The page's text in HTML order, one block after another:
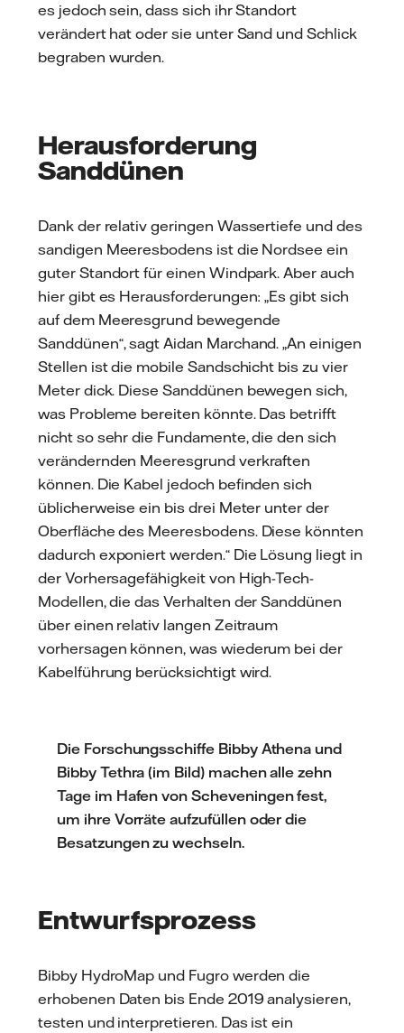
es jedoch sein, dass sich ihr Standort
verändert hat oder sie unter Sand und Schlick
begraben wurden.
Herausforderung
Sanddünen
Dank der relativ geringen Wassertiefe und des
sandigen Meeresbodens ist die Nordsee ein
guter Standort für einen Windpark. Aber auch
hier gibt es Herausforderungen: „Es gibt sich
auf dem Meeresgrund bewegende
Sanddünen“, sagt Aidan Marchand. „An einigen
Stellen ist die mobile Sandschicht bis zu vier
Meter dick. Diese Sanddünen bewegen sich,
was Probleme bereiten könnte. Das betrifft
nicht so sehr die Fundamente, die den sich
verändernden Meeresgrund verkraften
können. Die Kabel jedoch befinden sich
üblicherweise ein bis drei Meter unter der
Oberfläche des Meeresbodens. Diese könnten
dadurch exponiert werden.“ Die Lösung liegt in
der Vorhersagefähigkeit von High-Tech-
Modellen, die das Verhalten der Sanddünen
über einen relativ langen Zeitraum
vorhersagen können, was wiederum bei der
Kabelführung berücksichtigt wird.
Die Forschungsschiffe Bibby Athena und
Bibby Tethra (im Bild) machen alle zehn
Tage im Hafen von Scheveningen fest,
um ihre Vorräte aufzufüllen oder die
Besatzungen zu wechseln.
Entwurfsprozess
Bibby HydroMap und Fugro werden die
erhobenen Daten bis Ende 2019 analysieren,
testen und interpretieren. Das ist ein